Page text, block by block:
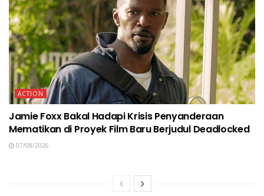
ACTION
Jamie Foxx Bakal Hadapi Krisis Penyanderaan
Mematikan di Proyek Film Baru Berjudul Deadlocked
07/08/2026